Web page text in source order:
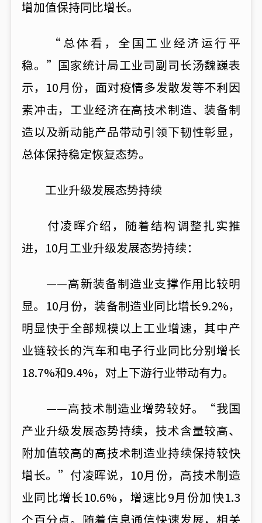
增加值保持同比增长。
“总体看，全国工业经济运行平
稳。”国家统计局工业司副司长汤魏巍表
示，10月份，面对疫情多发散发等不利因
素冲击，工业经济在高技术制造、装备制
造以及新动能产品带动引领下韧性彰显，
总体保持稳定恢复态势。
工业升级发展态势持续
付凌晖介绍，随着结构调整扎实推
进，10月工业升级发展态势持续：
——高新装备制造业支撑作用比较明
显。10月份，装备制造业同比增长9.2%，
明显快于全部规模以上工业增速，其中产
业链较长的汽车和电子行业同比分别增长
18.7%和9.4%，对上下游行业带动有力。
——高技术制造业增势较好。“我国
产业升级发展态势持续，技术含量较高、
附加值较高的高技术制造业持续保持较快
增长。”付凌晖说，10月份，高技术制造
业同比增长10.6%，增速比9月份加快1.3
个百分点。随着信息通信快速发展，相关